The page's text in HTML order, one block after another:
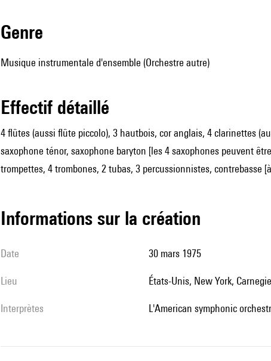
genre
Musique instrumentale d'ensemble (Orchestre autre)
effectif détaillé
4 flûtes (aussi flûte piccolo), 3 hautbois, cor anglais, 4 clarinettes
saxophone ténor, saxophone baryton [les 4 saxophones peuvent
trompettes, 4 trombones, 2 tubas, 3 percussionnistes, contrebasse
informations sur la création
date 30 mars 1975
lieu États-Unis, New York,
interprètes l'American symphonic